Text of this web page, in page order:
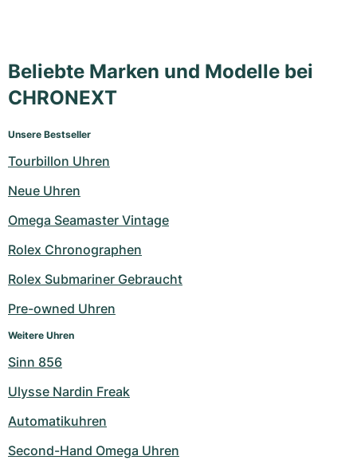
Beliebte Marken und Modelle bei
CHRONEXT
Unsere Bestseller
Tourbillon Uhren
Neue Uhren
Omega Seamaster Vintage
Rolex Chronographen
Rolex Submariner Gebraucht
Pre-owned Uhren
Weitere Uhren
Sinn 856
Ulysse Nardin Freak
Automatikuhren
Second-Hand Omega Uhren